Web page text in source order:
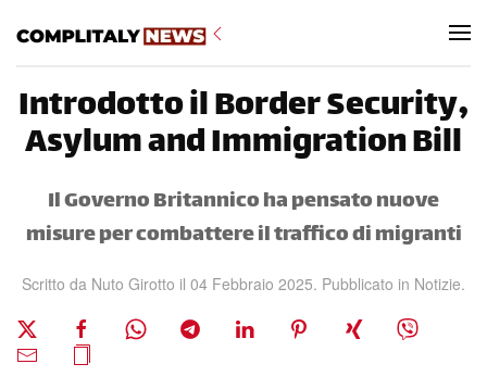
Introdotto il Border Security,
Asylum and Immigration Bill
Il Governo Britannico ha pensato nuove
misure per combattere il traffico di migranti
Scritto da Nuto Girotto il 04 Febbraio 2025. Pubblicato in Notizie.